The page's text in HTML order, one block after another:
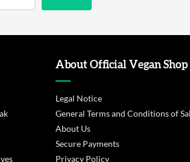
About Official Vegan Shop
Legal Notice
General Terms and Conditions of
About Us
Secure Payments
Privacy Policy